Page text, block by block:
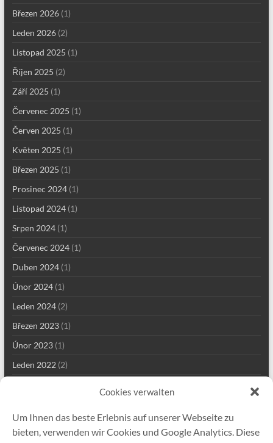
Cookies verwalten
Um Ihnen das beste Erlebnis auf unserer Webseite zu
bieten, verwenden wir Cookies und Google Analytics. Diese
Březen 2026(1)
Leden 2026(2)
Listopad 2025 (1)
Říjen 2025 (2)
Září 2025 (1)
Červenec 2025 (1)
Červen 2025 (1)
Květen 2025 (1)
Březen 2025 (1)
Prosinec 2024(1)
Listopad 2024(1)
Srpen 2024(1)
Červenec 2024(1)
Duben 2024(1)
Únor 2024(1)
Leden 2024(2)
Březen 2023(1)
Únor 2023(1)
Leden 2022(2)
Srpen 2021 (4)